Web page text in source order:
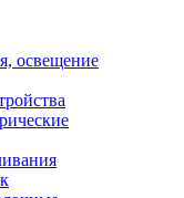
освещение